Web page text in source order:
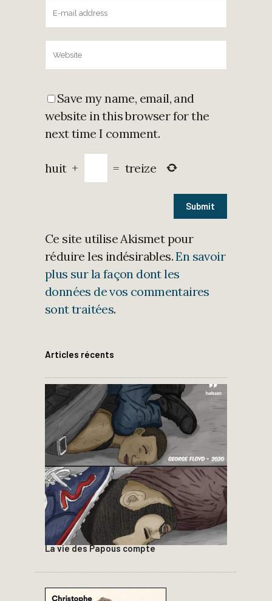
Save my name, email, and
website in this browser for the
next time I comment.
huit + = treize
Ce site utilise Akismet pour
réduire les indésirables.En savoir
plus sur la façon dont les
données de vos commentaires
sont traitées.
Articles récents
La vie des Papous compte